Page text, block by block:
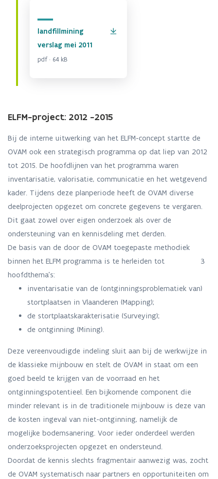
landfillmining
verslag mei 2011
pdf · 64 kB
ELFM-project: 2012 -2015
Bij de interne uitwerking van het ELFM-concept startte de
OVAM ook een strategisch programma op dat liep van 2012
tot 2015. De hoofdlijnen van het programma waren
inventarisatie, valorisatie, communicatie en het wetgevend
kader. Tijdens deze planperiode heeft de OVAM diverse
deelprojecten opgezet om concrete gegevens te vergaren.
Dit gaat zowel over eigen onderzoek als over de
ondersteuning van en kennisdeling met derden.
De basis van de door de OVAM toegepaste methodiek
binnen het ELFM programma is te herleiden tot 3
hoofdthema's:
inventarisatie van de (ontginningsproblematiek van)
stortplaatsen in Vlaanderen (Mapping);
de stortplaatskarakterisatie (Surveying);
de ontginning (Mining).
Deze vereenvoudigde indeling sluit aan bij de werkwijze in
de klassieke mijnbouw en stelt de OVAM in staat om een
goed beeld te krijgen van de voorraad en het
ontginningspotentieel. Een bijkomende component die
minder relevant is in de traditionele mijnbouw is deze van
de kosten ingeval van niet-ontginning, namelijk de
mogelijke bodemsanering. Voor ieder onderdeel werden
onderzoeksprojecten opgezet en ondersteund.
Doordat de kennis slechts fragmentair aanwezig was, zocht
de OVAM systematisch naar partners en opportuniteiten om